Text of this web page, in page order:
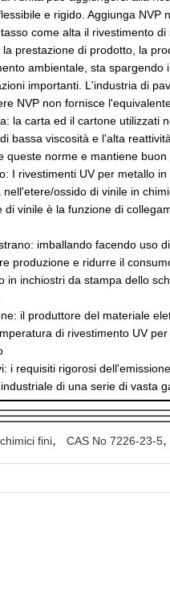
e rigido. Aggiunga
come alta il rivestimento
la prestazione di prodotto, la
ambientale, sta
importanti. L'industria di
NVP non fornisce
la carta ed il cartone utilizzati
bassa viscosità e l'alta
queste norme e mantiene buon
I rivestimenti UV per metallo
nell'etere/ossido di vinile in
di vinile è la funzione di
imballando facendo uso
produzione e ridurre il
in inchiostri da stampa dello
il produttore del materiale
di rivestimento UV
i requisiti rigorosi
di una serie di vasta
fini, CAS No 7226-23-5,